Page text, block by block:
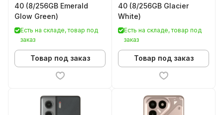
40 (8/256GB Emerald
Glow Green)
Есть на складе, товар под
заказ
Товар под заказ
40 (8/256GB Glacier
White)
Есть на складе, товар под
заказ
Товар под заказ